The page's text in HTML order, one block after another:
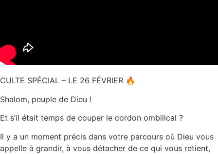
CULTE SPÉCIAL – LE 26 FÉVRIER 🔥
Shalom, peuple de Dieu !
Et s’il était temps de couper le cordon ombilical ?
Il y a un moment précis dans votre parcours où Dieu vous
appelle à grandir, à vous détacher de ce qui vous retient,